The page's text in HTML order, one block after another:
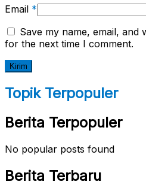
Email *
Save my name, email, and
for the next time I comment.
Topik Terpopuler
Berita Terpopuler
No popular posts found
Berita Terbaru